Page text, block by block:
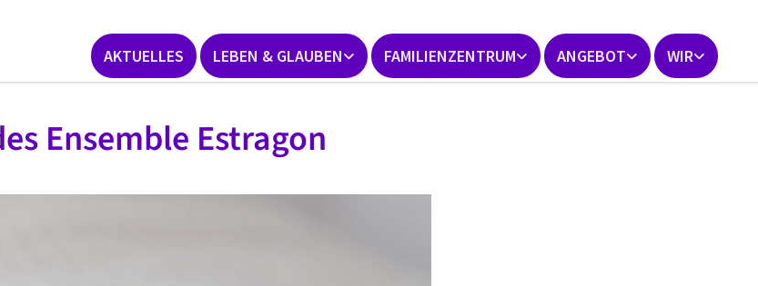
AKTUELLES LEBEN & GLAUBEN FAMILIENZENTRUM ANGEBOT WIR
Ensemble Estragon